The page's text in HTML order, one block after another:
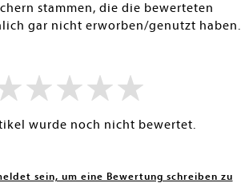
stammen, die die bewerteten
gar nicht erworben/genutzt haben.
wurde noch nicht bewertet.
sein, um eine Bewertung schreiben zu